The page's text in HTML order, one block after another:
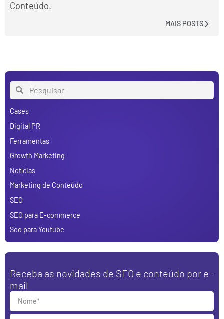
Conteúdo.
MAIS POSTS
Cases
Digital PR
Ferramentas
Growth Marketing
Notícias
Marketing de Conteúdo
SEO
SEO para E-commerce
Seo para Youtube
Receba as novidades de SEO e conteúdo por e-
mail